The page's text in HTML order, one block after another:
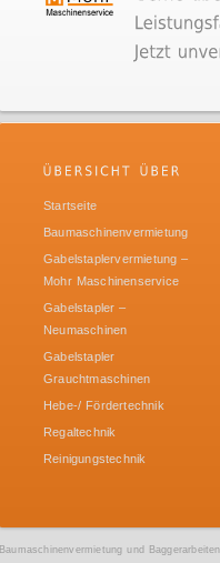
Startseite
Baumaschinenvermietung
Gabelstaplervermietung –
Mohr Maschinenservice
Gabelstapler –
Neumaschinen
Gabelstapler
Grauchtmaschinen
Hebe-/ Fördertechnik
Regaltechnik
Reinigungstechnik
Baumaschinenvermietung und